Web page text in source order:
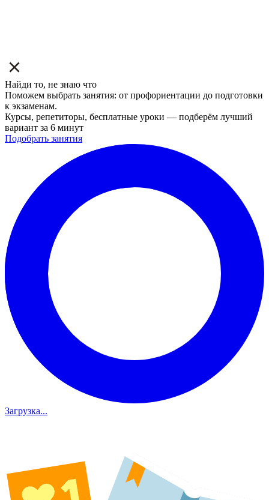
Найди то, не знаю что
Поможем выбрать занятия: от профориентации до подготовки
к экзаменам.
Курсы, репетиторы, бесплатные уроки — подберём лучший
вариант за 6 минут
Подобрать занятия
Загрузка...